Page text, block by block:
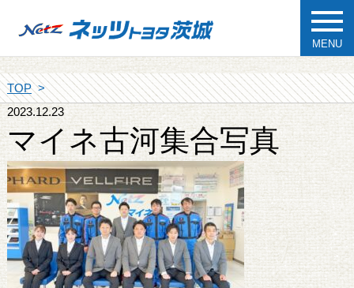
MENU
TOP
2023.12.23
マイネ古河集合写真